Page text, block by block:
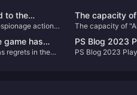
to the
action
The capacity
players who
The capacity of
game has
in the future
regrets in the
PS Blog 2023
“Spider-Man
PS Blog 2023